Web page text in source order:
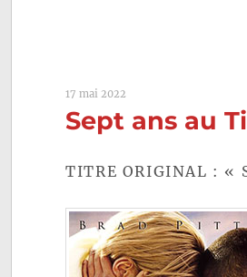
17 mai 2022
Sept ans au
TITRE ORIGINAL : «